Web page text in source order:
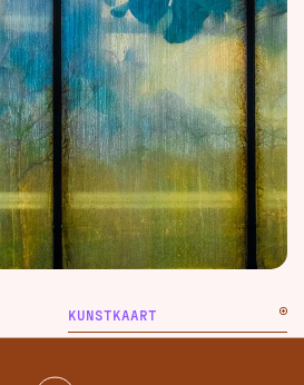
KUNSTKAART